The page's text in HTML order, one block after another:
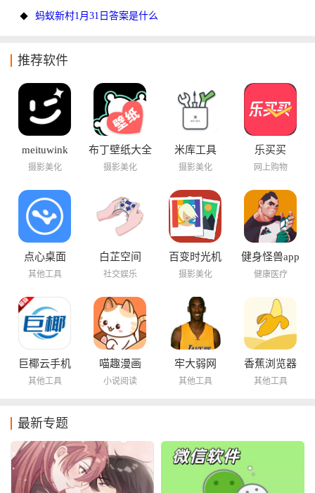
蚂蚁新村1月31日答案是什么
推荐软件
meituwink
摄影美化
布丁壁纸大全
摄影美化
米库工具
摄影美化
乐买买
网上购物
点心桌面
其他工具
白芷空间
社交娱乐
百变时光机
摄影美化
健身怪兽app
健康医疗
巨椰云手机
其他工具
喵趣漫画
小说阅读
牢大弱网
其他工具
香蕉浏览器
其他工具
最新专题